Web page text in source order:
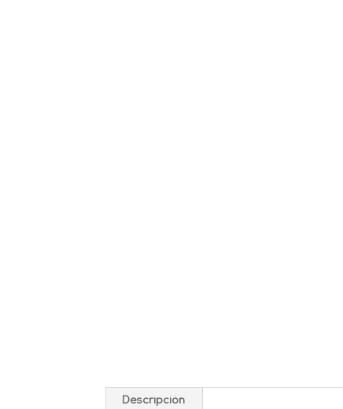
Descripción